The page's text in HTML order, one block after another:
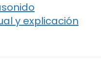
y explicación